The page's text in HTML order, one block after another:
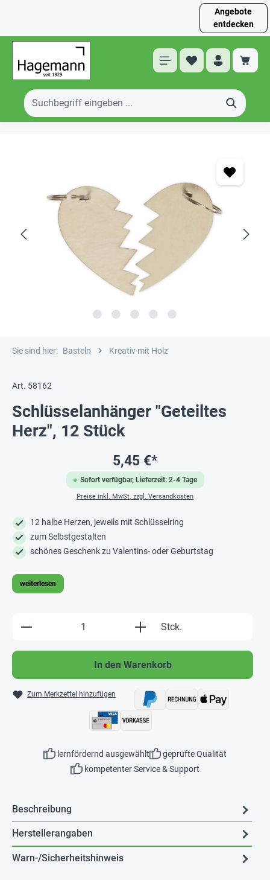
Angebote
entdecken
Sie sind hier: Basteln Kreativ mit Holz
Art. 58162
Schlüsselanhänger "Geteiltes
Herz", 12 Stück
Sofort verfügbar, Lieferzeit: 2-4 Tage
5,45 €*
Preise inkl. MwSt. zzgl. Versandkosten
12 halbe Herzen, jeweils mit Schlüsselring
zum Selbstgestalten
schönes Geschenk zu Valentins- oder Geburtstag
weiterlesen
Produkt Anzahl: Gib den gewünschten
Stck.
In den Warenkorb
Zum Merkzettel hinzufügen
lernfördernd ausgewählt
geprüfte Qualität
kompetenter Service & Support
Beschreibung
Herstellerangaben
Warn-/Sicherheitshinweis